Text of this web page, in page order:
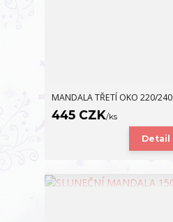
MANDALA TŘETÍ OKO 220/240
445 CZK/ks
Detail